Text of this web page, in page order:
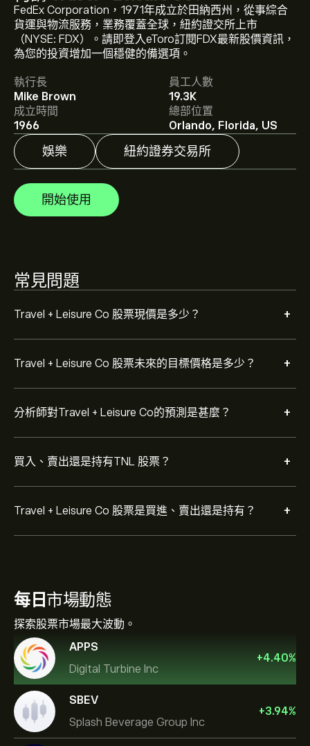
FedEx Corporation，1971年成立於田納西州，從事綜合
貨運與物流服務，業務覆蓋全球，紐約證交所上市
（NYSE: FDX）。請即登入eToro訂閱FDX最新股價資訊，
為您的投資增加一個穩健的備選項。
執行長
Mike Brown
員工人數
19.3K
成立時間
1966
總部位置
Orlando, Florida, US
娛樂 紐約證券交易所
開始使用
常見問題
Travel + Leisure Co 股票現價是多少？ +
TNL 現價為‎$‎78.26。
Travel + Leisure Co 股票未來的目標價格是多少？ +
以取得詳細的分析師預測及目標價格。
分析師對Travel + Leisure Co的預測是甚麼？ +
分析師根據市場趨勢、財務報告和預期增長對Travel +
Leisure Co的預測。查看最新預測以了解未來價格走勢。
買入、賣出還是持有TNL 股票？ +
Travel + Leisure Co 的市值是 ‎$‎4.77B 美元
Travel + Leisure Co 股票是買進、賣出還是持有？ +
根據 5 位分析師在過去三個月對 TNL 的建議，整體共識
每日 市場動態
探索股票市場最大波動。
APPS
Digital Turbine Inc
+4.40%
SBEV
Splash Beverage Group Inc
+3.94%